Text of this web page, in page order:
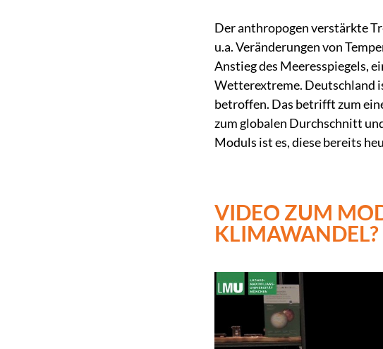
Der anthropogen verstärkte
u.a. Veränderungen von
Anstieg des Meeresspiegels,
Wetterextreme. Deutschland
betroffen. Das betrifft zum
zum globalen Durchschnitt
Moduls ist es, diese bereits
VIDEO ZUM
KLIMAWANDEL?